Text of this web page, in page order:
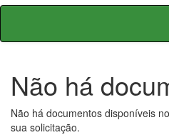
Skip
Não há
Não há documentos disponíveis
sua solicitação.